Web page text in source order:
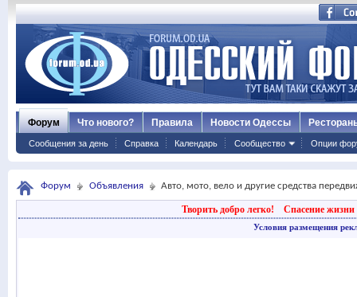
Форум
Сообщения за день Справка Календарь Сообщество Опции
Что нового? Правила Новости Одессы
Форум Объявления Авто, мото, вело и другие средства
Творить добро легко! Спасение жизни
Условия размещения